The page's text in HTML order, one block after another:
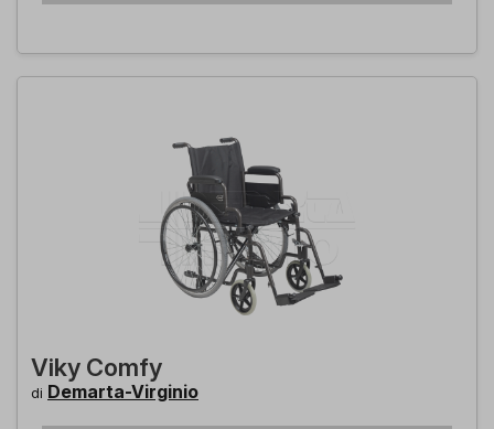
Viky Comfy
di Demarta-Virginio